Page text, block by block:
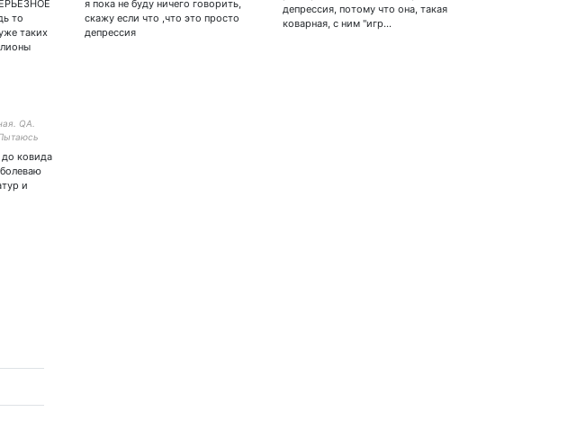
то
таких
любительница котов ||
взаим с фд 🍀 закрытка
я пока не буду ничего говорить,
скажу если что ,что это просто
депрессия
депрессия, потому что она, такая
коварная, с ним "игр…
QA.
себя. Тут
Всем
до ковида
и